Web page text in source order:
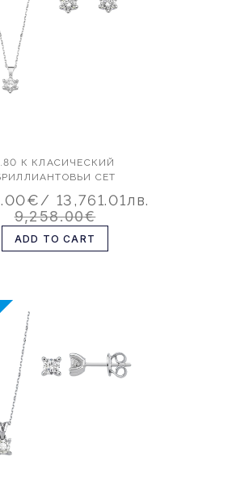
К КЛАСИЧЕСКИЙ
СЕТ
/ 13,761.01лв.
9,258.00€
ADD TO CART